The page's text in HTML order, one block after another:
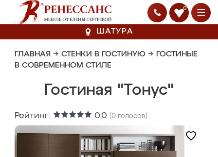
0
ШАТУРА
ГЛАВНАЯ → СТЕНКИ В ГОСТИНУЮ → ГОСТИНЫЕ
В СОВРЕМЕННОМ СТИЛЕ
Гостиная "Тонус"
Рейтинг: 0.0 (0 голосов)